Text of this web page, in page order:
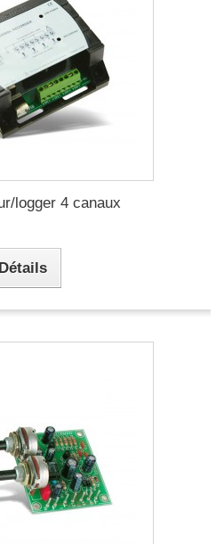
logger 4 canaux
Détails